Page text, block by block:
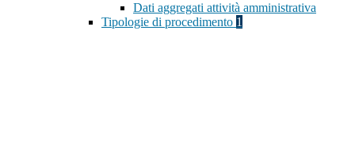
Dati aggregati attività amministrativa
Tipologie di procedimento 1